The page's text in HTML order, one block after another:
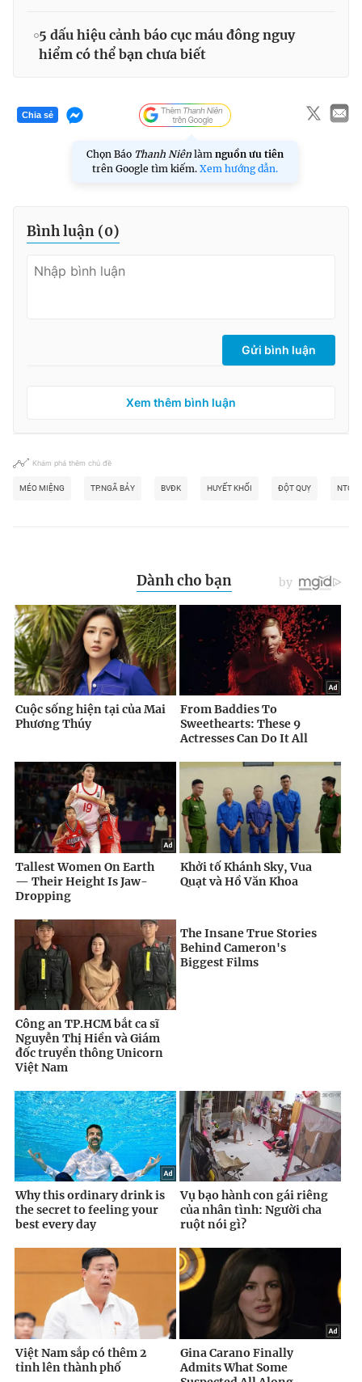
5 dấu hiệu cảnh báo cục máu đông nguy
hiểm có thể bạn chưa biết
Chia sẻ
Chọn Báo Thanh Niên làm nguồn ưu tiên
trên Google tìm kiếm. Xem hướng dẫn.
Bình luận (0)
Gửi bình luận
Xem thêm bình luận
Khám phá thêm chủ đề
MÉO MIỆNG TP.NGÃ BẢY BVĐK HUYẾT KHỐI ĐỘT QUỴ NTC